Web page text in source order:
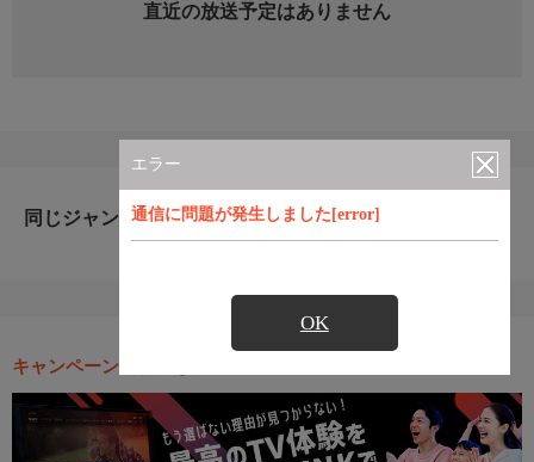
エラー
通信に問題が発生しました[error]
OK
直近の放送予定はありません
同じジャンルのおすすめ番組
キャンペーン・お得な情報